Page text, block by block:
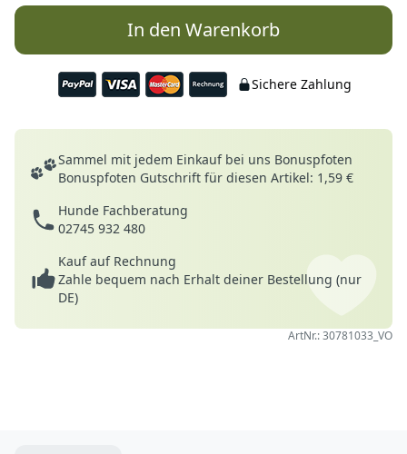
In den Warenkorb
Sichere Zahlung
Deine Vorteile
Sammel mit jedem Einkauf bei uns Bonuspfoten
Bonuspfoten Gutschrift für diesen Artikel: 1,59 €
Hunde Fachberatung
02745 932 480
Kauf auf Rechnung
Zahle bequem nach Erhalt deiner Bestellung (nur
DE)
ArtNr.: 30781033_VO